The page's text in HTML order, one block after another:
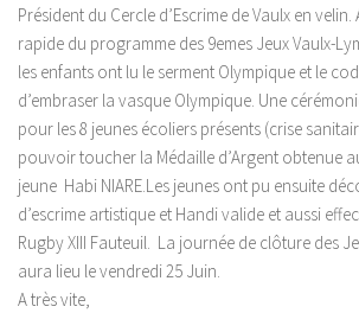
Président du Cercle d’Escrime de Vaulx en
rapide du programme des 9emes Jeux Vaulx-
les enfants ont lu le serment Olympique et le
d’embraser la vasque Olympique. Une
pour les 8 jeunes écoliers présents (crise
pouvoir toucher la Médaille d’Argent obtenue
jeune Habi NIARE.Les jeunes ont pu ensuite
d’escrime artistique et Handi valide et aussi
Rugby XIII Fauteuil. La journée de clôture des
aura lieu le vendredi 25 Juin.
A très vite,